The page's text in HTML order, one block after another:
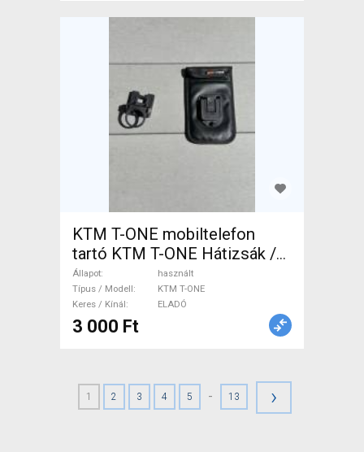
KTM T-ONE mobiltelefon
tartó KTM T-ONE Hátizsák /
Táska használt ELADÓ
Állapot
használt
Típus / Modell
KTM T-ONE
Keres / Kínál
ELADÓ
3 000 Ft
1 2 3 4 5 - 13 ›